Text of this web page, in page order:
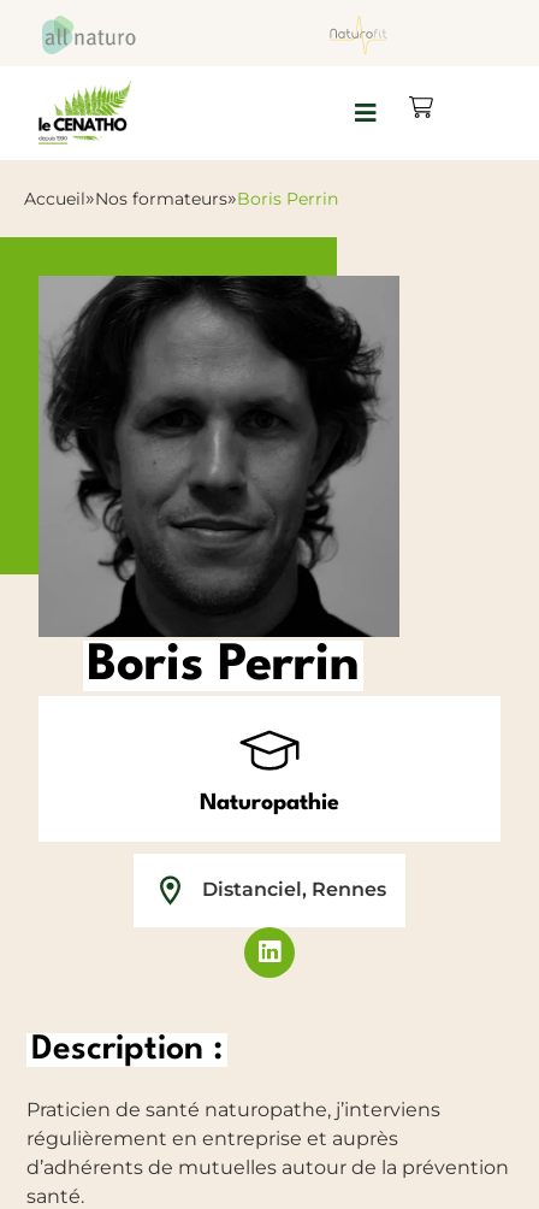
Accueil»Nos formateurs»Boris Perrin
Boris Perrin
Naturopathie
Distanciel, Rennes
Description :
Praticien de santé naturopathe, j’interviens
régulièrement en entreprise et auprès
d’adhérents de mutuelles autour de la prévention
santé.